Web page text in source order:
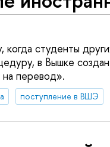
студенты
в Вышке создан
перевод».
поступление в ВШЭ